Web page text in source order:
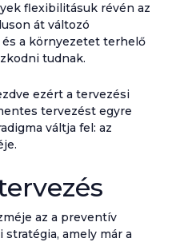
flexibilitásuk révén az
át változó
a környezetet terhelő
tudnak.
ezért a tervezési
tervezést egyre
váltja fel: az
az a preventív
amely már a